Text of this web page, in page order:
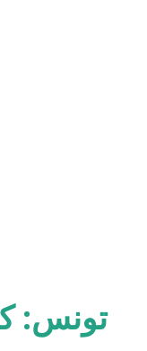
تونس: